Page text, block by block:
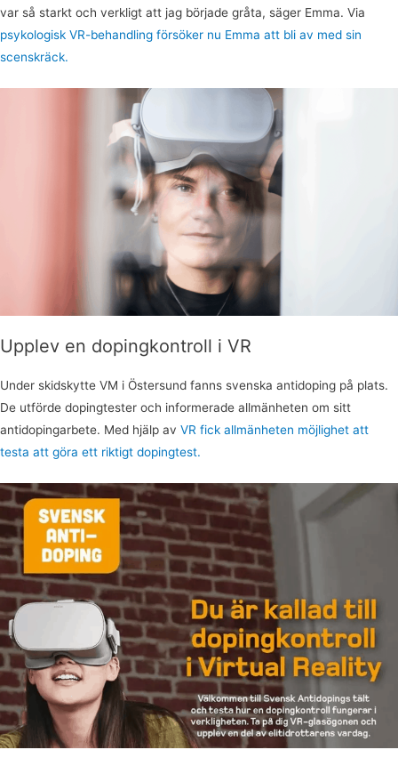
var så starkt och verkligt att jag började gråta, säger Emma. Via
psykologisk VR-behandling försöker nu Emma att bli av med sin
scenskräck.
Upplev en dopingkontroll i VR
Under skidskytte VM i Östersund fanns svenska antidoping på plats.
De utförde dopingtester och informerade allmänheten om sitt
antidopingarbete. Med hjälp av VR fick allmänheten möjlighet att
testa att göra ett riktigt dopingtest.